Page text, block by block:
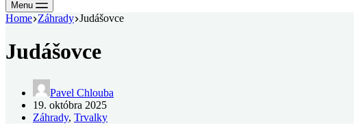
Menu
Home Záhrady Judášovce
Judášovce
Pavel Chlouba
19. októbra 2025
Záhrady, Trvalky